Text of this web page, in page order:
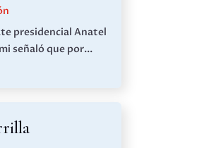
presidencial Anatel
señaló que por...